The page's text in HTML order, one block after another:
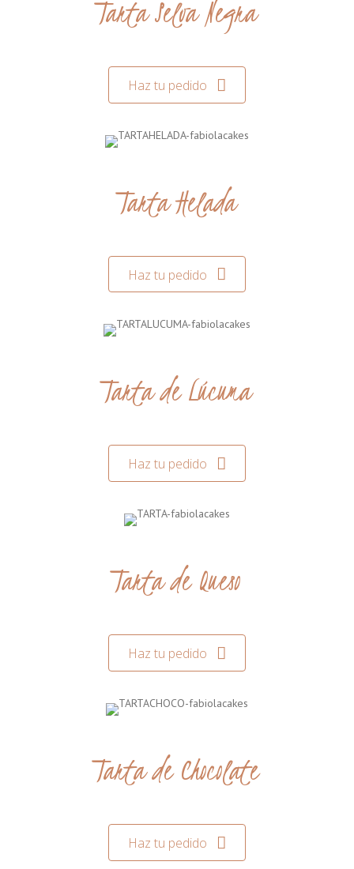
Tarta Selva Negra
Haz tu pedido
Tarta Helada
Haz tu pedido
Tarta de Lúcuma
Haz tu pedido
Tarta de Queso
Haz tu pedido
Tarta de Chocolate
Haz tu pedido